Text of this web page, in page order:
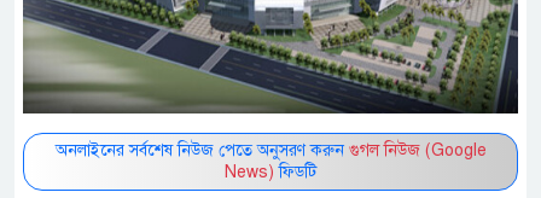
অনলাইনের সর্বশেষ নিউজ পেতে অনুসরণ করুন গুগল নিউজ (Google
News) ফিডটি